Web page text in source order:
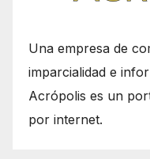
Una empresa de
imparcialidad e
Acrópolis es un
por internet.